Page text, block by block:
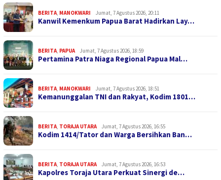
BERITA, MANOKWARI Jumat, 7 Agustus 2026, 20:11
Kanwil Kemenkum Papua Barat Hadirkan Lay…
BERITA, PAPUA Jumat, 7 Agustus 2026, 18:59
Pertamina Patra Niaga Regional Papua Mal…
BERITA, MANOKWARI Jumat, 7 Agustus 2026, 18:51
Kemanunggalan TNI dan Rakyat, Kodim 1801…
BERITA, TORAJA UTARA Jumat, 7 Agustus 2026, 16:55
Kodim 1414/Tator dan Warga Bersihkan Ban…
BERITA, TORAJA UTARA Jumat, 7 Agustus 2026, 16:53
Kapolres Toraja Utara Perkuat Sinergi de…